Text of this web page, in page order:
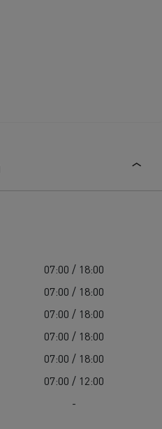
07:00 / 18:00
07:00 / 18:00
07:00 / 18:00
07:00 / 18:00
07:00 / 18:00
07:00 / 12:00
-